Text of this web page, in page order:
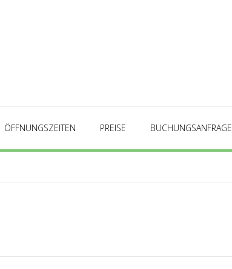
ÖFFNUNGSZEITEN PREISE BUCHUNGSANFRAGE